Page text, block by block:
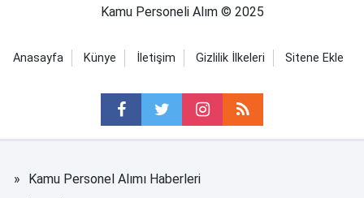
Kamu Personeli Alım © 2025
Anasayfa Künye İletişim Gizlilik İlkeleri Sitene Ekle
Kamu Personel Alımı Haberleri